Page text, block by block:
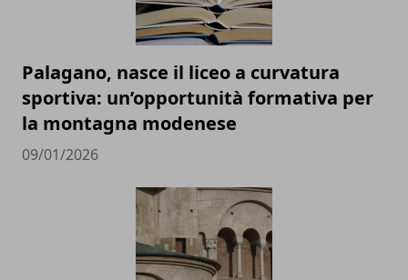
Palagano, nasce il liceo a curvatura
sportiva: un’opportunità formativa per
la montagna modenese
09/01/2026